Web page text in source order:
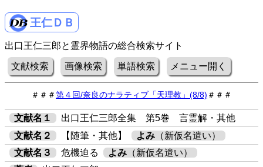
王仁ＤＢ
出口王仁三郎と霊界物語の総合検索サイト
文献検索 画像検索 単語検索 メニュー開く
＃＃＃第４回/奈良のナラティブ「天理教」(8/8) ＃＃＃
文献名１
出口王仁三郎全集 第5巻 言霊解・其他
文献名２
【随筆・其他】 よみ （新仮名遣い）
文献名３
危機迫る よみ （新仮名遣い）